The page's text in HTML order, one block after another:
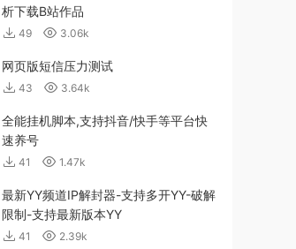
析下载B站作品
49 3.06k
网页版短信压力测试
43 3.64k
全能挂机脚本,支持抖音/快手等平台快
速养号
41 1.47k
最新YY频道IP解封器-支持多开YY-破解
限制-支持最新版本YY
41 2.39k